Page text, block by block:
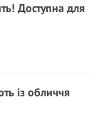
Доступна для